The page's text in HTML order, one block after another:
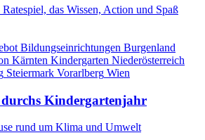
Ratespiel, das Wissen, Action und Spaß
Bildungseinrichtungen Burgenland
Kärnten Kindergarten Niederösterreich
Steiermark Vorarlberg Wien
Kindergartenjahr
rund um Klima und Umwelt